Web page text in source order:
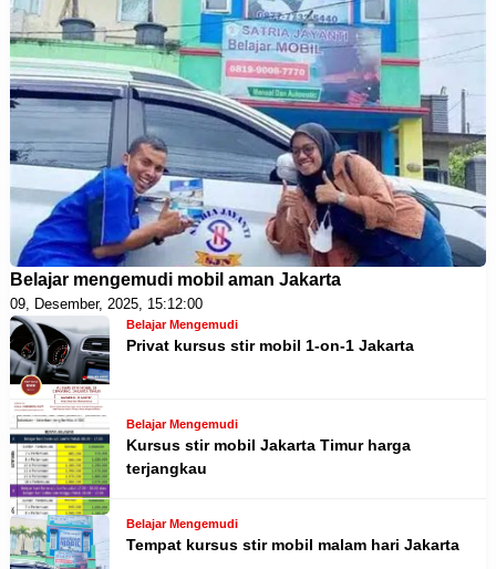
Belajar mengemudi mobil aman Jakarta
09, Desember, 2025, 15:12:00
Belajar Mengemudi
Privat kursus stir mobil 1-on-1 Jakarta
Belajar Mengemudi
Kursus stir mobil Jakarta Timur harga
terjangkau
Belajar Mengemudi
Tempat kursus stir mobil malam hari Jakarta